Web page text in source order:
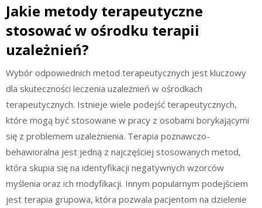
Jakie metody terapeutyczne
stosować w ośrodku terapii
uzależnień?
Wybór odpowiednich metod terapeutycznych jest kluczowy
dla skuteczności leczenia uzależnień w ośrodkach
terapeutycznych. Istnieje wiele podejść terapeutycznych,
które mogą być stosowane w pracy z osobami borykającymi
się z problemem uzależnienia. Terapia poznawczo-
behawioralna jest jedną z najczęściej stosowanych metod,
która skupia się na identyfikacji negatywnych wzorców
myślenia oraz ich modyfikacji. Innym popularnym podejściem
jest terapia grupowa, która pozwala pacjentom na dzielenie